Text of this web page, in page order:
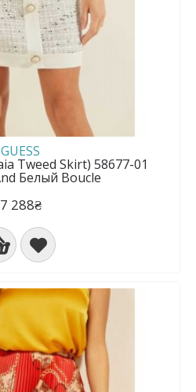
GUESS
Tweed Skirt) 58677-01
Белый Boucle
7 288₴